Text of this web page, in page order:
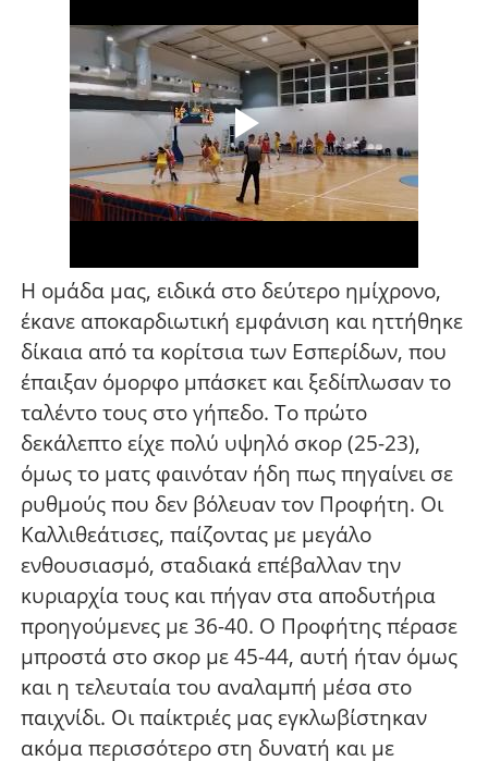
Η ομάδα μας, ειδικά στο δεύτερο ημίχρονο,
έκανε αποκαρδιωτική εμφάνιση και ηττήθηκε
δίκαια από τα κορίτσια των Εσπερίδων, που
έπαιξαν όμορφο μπάσκετ και ξεδίπλωσαν το
ταλέντο τους στο γήπεδο. Το πρώτο
δεκάλεπτο είχε πολύ υψηλό σκορ (25-23),
όμως το ματς φαινόταν ήδη πως πηγαίνει σε
ρυθμούς που δεν βόλευαν τον Προφήτη. Οι
Καλλιθεάτισες, παίζοντας με μεγάλο
ενθουσιασμό, σταδιακά επέβαλλαν την
κυριαρχία τους και πήγαν στα αποδυτήρια
προηγούμενες με 36-40. Ο Προφήτης πέρασε
μπροστά στο σκορ με 45-44, αυτή ήταν όμως
και η τελευταία του αναλαμπή μέσα στο
παιχνίδι. Οι παίκτριές μας εγκλωβίστηκαν
ακόμα περισσότερο στη δυνατή και με